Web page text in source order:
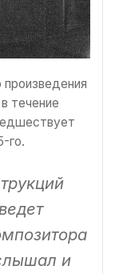
произведения
течение
го.
и